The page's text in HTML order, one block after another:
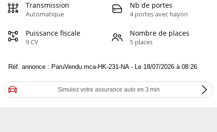
Transmission
Automatique
Nb de portes
4 portes avec hayon
Puissance fiscale
9 CV
Nombre de places
5 places
Réf. annonce : ParuVendu mca-HK-231-NA - Le 18/07/2026 à 08:26
Simulez votre assurance auto en 3 min